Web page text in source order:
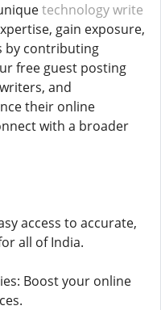
technology write
gain exposure,
by contributing
free guest posting
and
their online
with a broader
access to accurate,
all of India.
Boost your online